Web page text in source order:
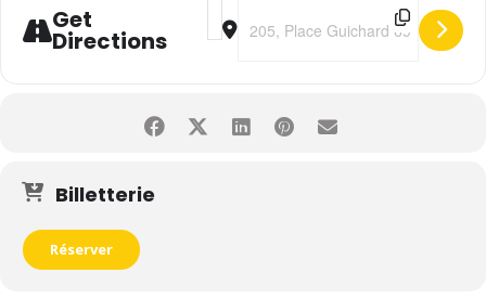
Get
Directions
Address - Hervé Vilard [lye8ctRFv]
Destination Address - Hervé
Billetterie
Réserver